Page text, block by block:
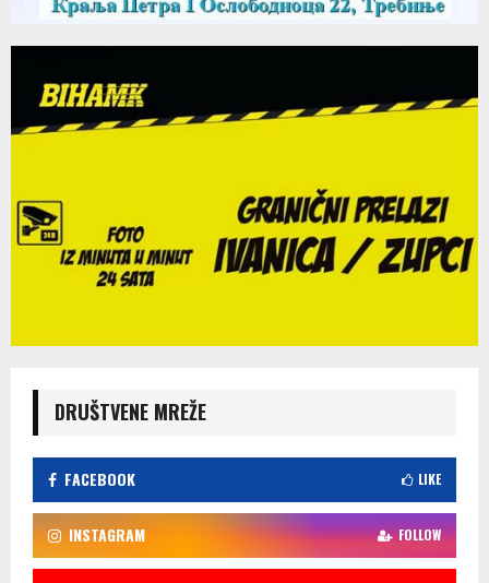
DRUŠTVENE MREŽE
FACEBOOK LIKE
INSTAGRAM FOLLOW